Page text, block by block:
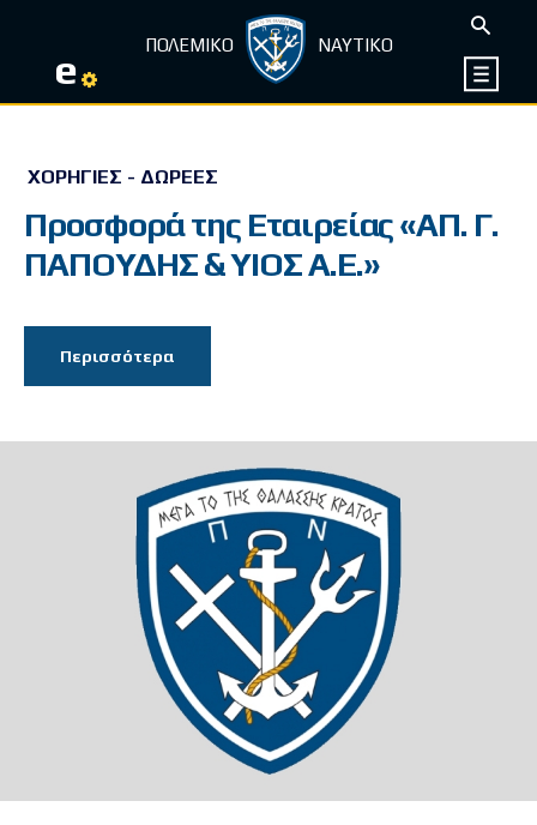
e ΠΟΛΕΜΙΚΟ ΝΑΥΤΙΚΟ
ΧΟΡΗΓΊΕΣ - ΔΩΡΕΈΣ
Προσφορά της Εταιρείας «ΑΠ. Γ.
ΠΑΠΟΥΔΗΣ & ΥΙΟΣ Α.Ε.»
Περισσότερα